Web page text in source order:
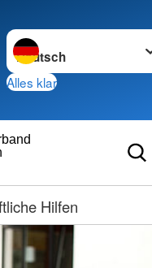
Sprache wechseln zu
Alles klar
Hilfen